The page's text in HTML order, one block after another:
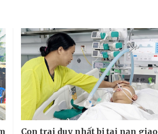
Con trai duy nhất bị tai nạn giao